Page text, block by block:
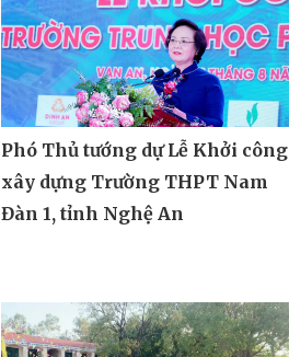
Phó Thủ tướng dự Lễ Khởi công
xây dựng Trường THPT Nam
Đàn 1, tỉnh Nghệ An